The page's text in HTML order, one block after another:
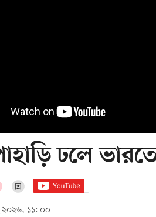
ঢলে
২০২৬, ১১: ০০